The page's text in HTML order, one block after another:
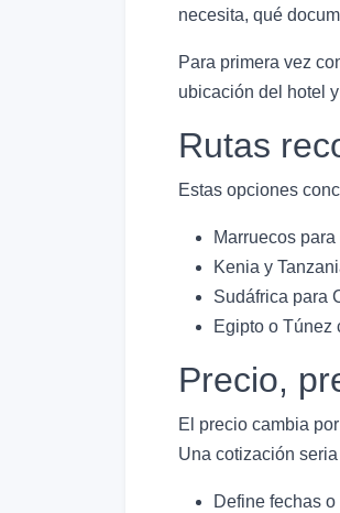
necesita, qué
Para primera vez
ubicación del hotel
Rutas
Estas opciones
Marruecos
Kenia y
Sudáfrica para
Egipto o Túnez
Precio,
El precio cambia
Una cotización
Define fechas